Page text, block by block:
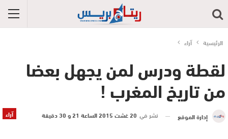
الرئيسية آراء
لقطة ودرس لمن يجهل بعضا
من تاريخ المغرب !
آراء إدارة الموقع نشر في 20 غشت 2015 الساعة 21 و 30 دقيقة